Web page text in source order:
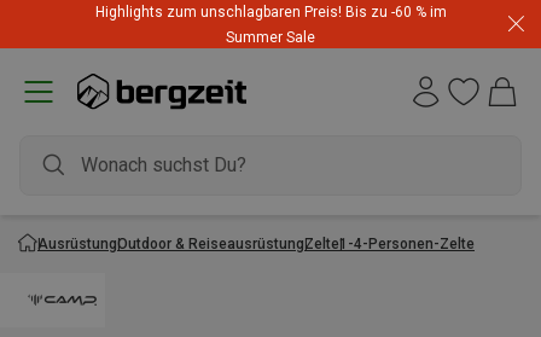
Highlights zum unschlagbaren Preis! Bis zu -60 % im
Summer Sale
AusrüstungOutdoor & ReiseausrüstungZelte1-4-Personen-Zelte